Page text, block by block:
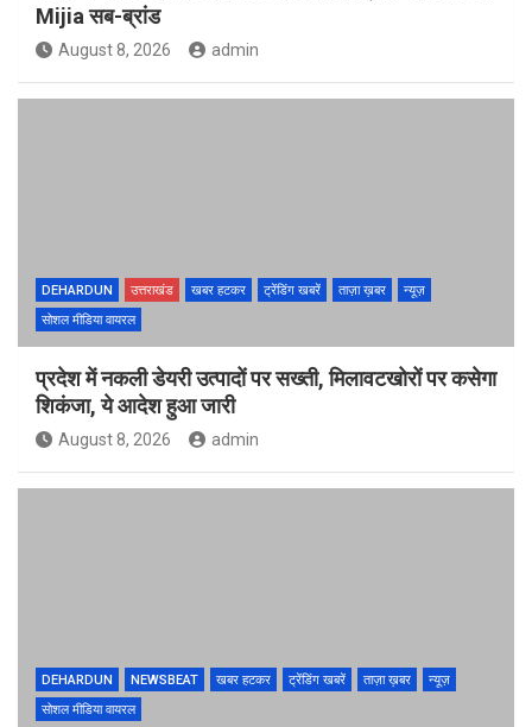
Mijia सब-ब्रांड
August 8, 2026 admin
DEHARDUN उत्तराखंड खबर हटकर ट्रेंडिंग खबरें ताज़ा ख़बर
न्यूज़
सोशल मीडिया वायरल
प्रदेश में नकली डेयरी उत्पादों पर सख्ती, मिलावटखोरों पर कसेगा
शिकंजा, ये आदेश हुआ जारी
August 8, 2026 admin
DEHARDUN NEWSBEAT खबर हटकर ट्रेंडिंग खबरें ताज़ा ख़बर
न्यूज़
सोशल मीडिया वायरल